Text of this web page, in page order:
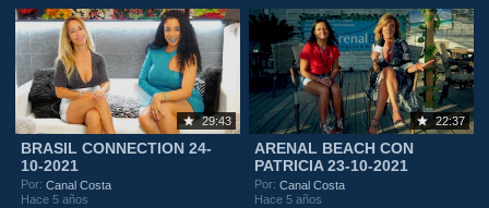
29:43
BRASIL CONNECTION 24-
10-2021
Por:Canal Costa
Hace 5 años
22:37
ARENAL BEACH CON
PATRICIA 23-10-2021
Por:Canal Costa
Hace 5 años